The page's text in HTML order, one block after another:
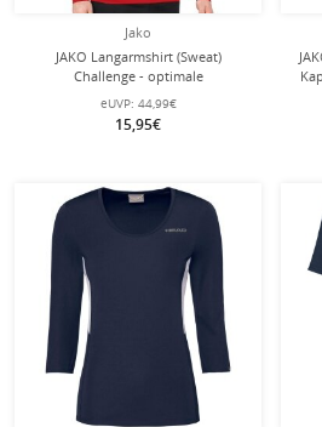
Jako
JAKO Langarmshirt (Sweat)
Challenge - optimale
Bewegungsfreiheit - rot Herren
eUVP: 44,99€
15,95€